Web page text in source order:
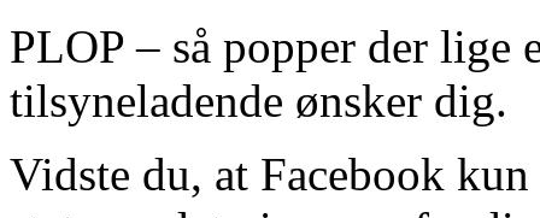
PLOP – så popper der lige
tilsyneladende ønsker dig.
Vidste du, at Facebook